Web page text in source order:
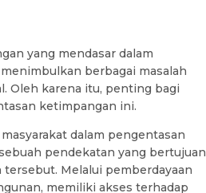
yang mendasar dalam
berbagai masalah
Oleh karena itu, penting bagi
ketimpangan ini.
dalam pengentasan
pendekatan yang bertujuan
Melalui pemberdayaan
memiliki akses terhadap